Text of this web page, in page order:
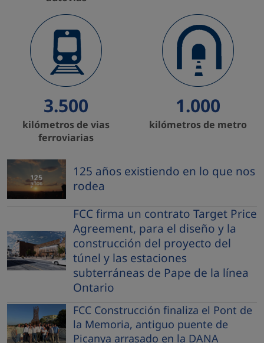
3.500
kilómetros de vias
ferroviarias
1.000
kilómetros de metro
125 años existiendo en lo que nos
rodea
FCC firma un contrato Target Price
Agreement, para el diseño y la
construcción del proyecto del
túnel y las estaciones
subterráneas de Pape de la línea
Ontario
FCC Construcción finaliza el Pont de
la Memoria, antiguo puente de
Picanya arrasado en la DANA